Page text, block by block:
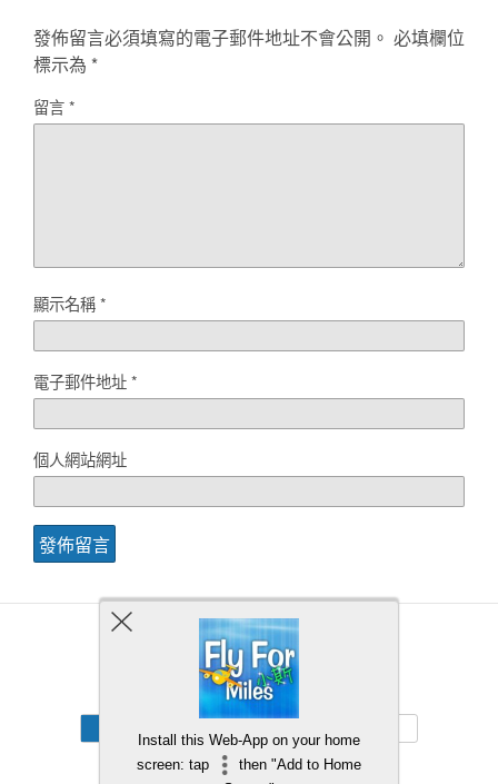
發佈留言必須填寫的電子郵件地址不會公開。 必填欄位
標示為 *
留言*
顯示名稱*
電子郵件地址*
個人網站網址
Back to top
Install this Web-App on your home
screen: tap
then "Add to Home